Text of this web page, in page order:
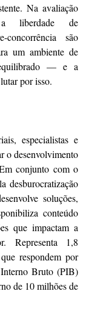
Na avaliação
a liberdade de
são
um ambiente de
— e a
por isso.
especialistas e
o desenvolvimento
conjunto com o
desburocratização
soluções,
conteúdo
que impactam a
Representa 1,8
respondem por
Bruto (PIB)
de 10 milhões de